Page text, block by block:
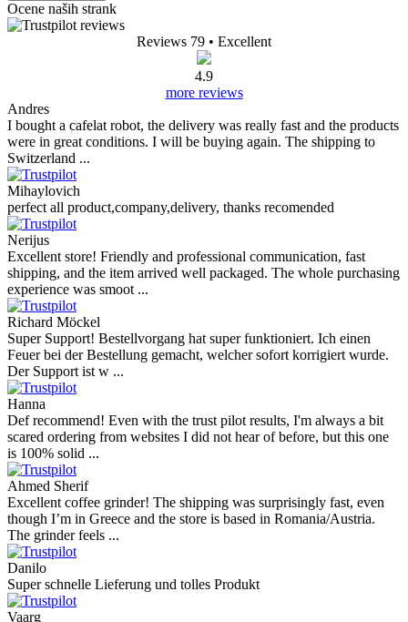
Ocene naših strank
Reviews 79 • Excellent
4.9
more reviews
Andres
I bought a cafelat robot, the delivery was really fast and the products
were in great conditions. I will be buying again. The shipping to
Switzerland ...
Mihaylovich
perfect all product,company,delivery, thanks recomended
Nerijus
Excellent store! Friendly and professional communication, fast
shipping, and the item arrived well packaged. The whole purchasing
experience was smoot ...
Richard Möckel
Super Support! Bestellvorgang hat super funktioniert. Ich einen
Feuer bei der Bestellung gemacht, welcher sofort korrigiert wurde.
Der Support ist w ...
Hanna
Def recommend! Even with the trust pilot results, I'm always a bit
scared ordering from websites I did not hear of before, but this one
is 100% solid ...
Ahmed Sherif
Excellent coffee grinder! The shipping was surprisingly fast, even
though I’m in Greece and the store is based in Romania/Austria.
The grinder feels ...
Danilo
Super schnelle Lieferung und tolles Produkt
Vaarg